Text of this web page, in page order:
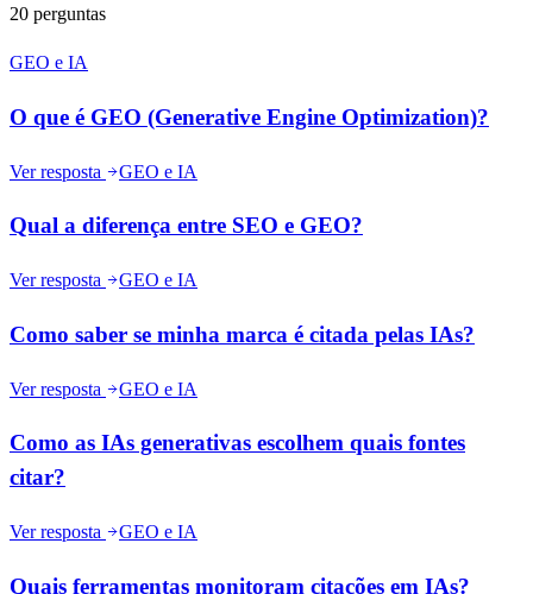
20 perguntas
GEO e IA
O que é GEO (Generative Engine Optimization)?
Ver resposta GEO e IA
Qual a diferença entre SEO e GEO?
Ver resposta GEO e IA
Como saber se minha marca é citada pelas IAs?
Ver resposta GEO e IA
Como as IAs generativas escolhem quais fontes
citar?
Ver resposta GEO e IA
Quais ferramentas monitoram citações em IAs?